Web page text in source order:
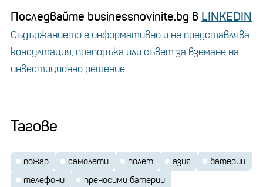
Последвайте businessnovinite.bg в LINKEDIN
Съдържанието е информативно и не представлява
консултация, препоръка или съвет за вземане на
инвестиционно решение.
Тагове
пожар самолети полет азия
батерии
телефони
преносими батерии